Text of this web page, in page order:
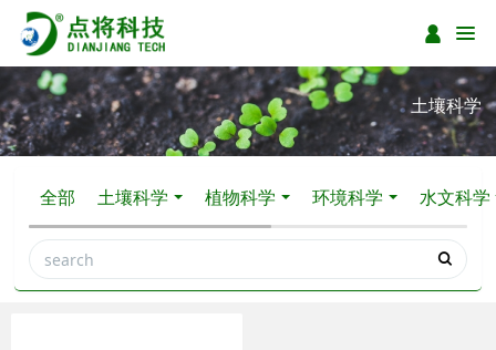
土壤科学
全部 土壤科学 植物科学 环境科学 水文科学